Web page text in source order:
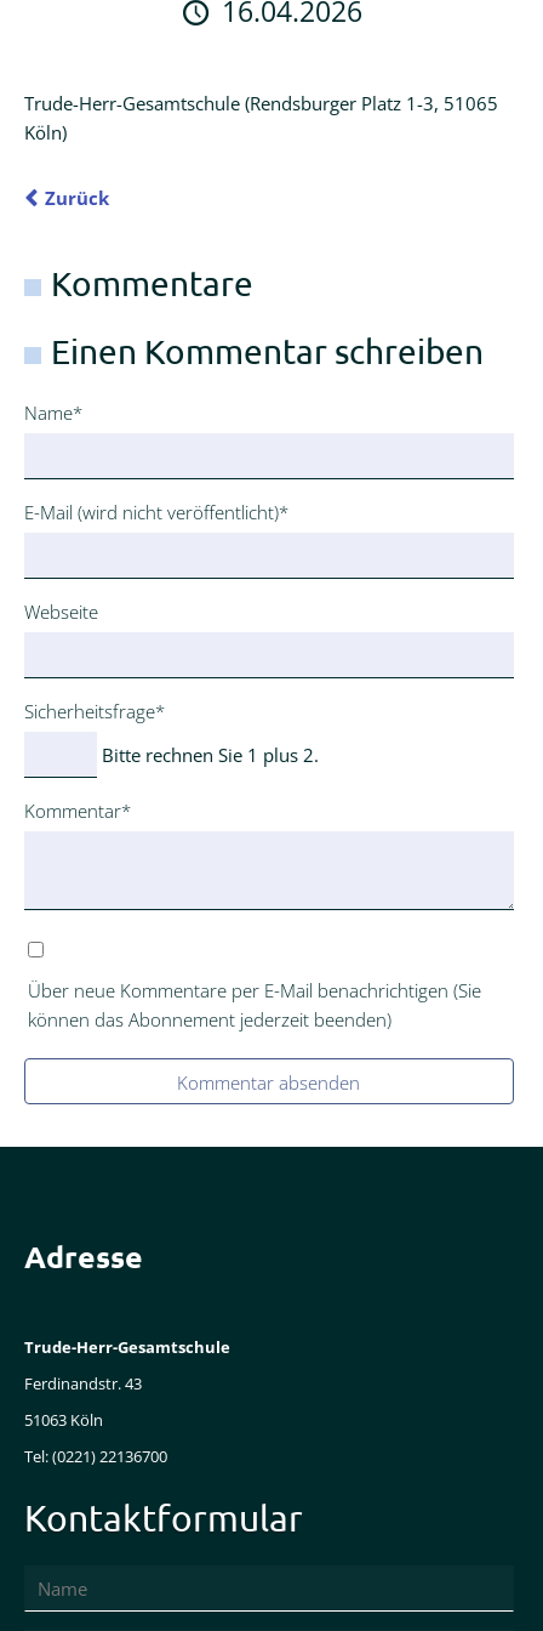
Schulmanager
Online
16.04.2026
Trude-Herr-Gesamtschule (Rendsburger Platz 1-3, 51065
Köln)
Zurück
Kommentare
Einen Kommentar schreiben
Pflichtfeld
Name*
Pflichtfeld
E-Mail (wird nicht veröffentlicht)*
Webseite
Pflichtfeld
Sicherheitsfrage*
Bitte rechnen Sie 1 plus 2.
Pflichtfeld
Kommentar*
Über neue Kommentare per E-Mail benachrichtigen (Sie
können das Abonnement jederzeit beenden)
Kommentar absenden
Adresse
Trude-Herr-Gesamtschule
Ferdinandstr. 43
51063 Köln
Tel: (0221) 22136700
Kontaktformular